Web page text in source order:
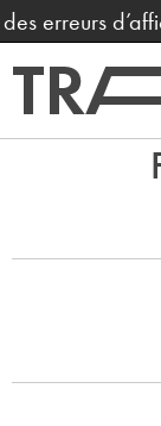
erreurs